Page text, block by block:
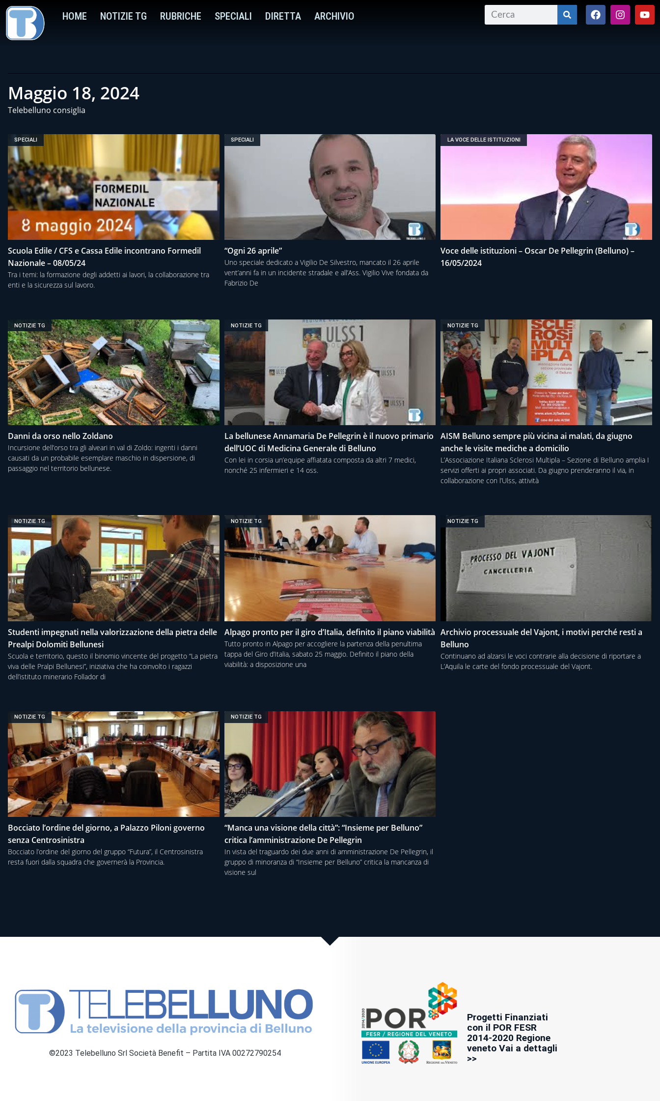
HOME NOTIZIE TG RUBRICHE SPECIALI DIRETTA ARCHIVIO
Maggio 18, 2024
Telebelluno consiglia
SPECIALI
Scuola Edile / CFS e Cassa Edile incontrano Formedil
Nazionale – 08/05/24
Tra i temi: la formazione degli addetti ai lavori, la collaborazione tra
enti e la sicurezza sul lavoro.
SPECIALI
“Ogni 26 aprile”
Uno speciale dedicato a Vigilio De Silvestro, mancato il 26 aprile
vent’anni fa in un incidente stradale e all’Ass. Vigilio Vive fondata da
Fabrizio De
LA VOCE DELLE ISTITUZIONI
Voce delle istituzioni – Oscar De Pellegrin (Belluno) –
16/05/2024
NOTIZIE TG
Danni da orso nello Zoldano
Incursione dell’orso tra gli alveari in val di Zoldo: ingenti i danni
causati da un probabile esemplare maschio in dispersione, di
passaggio nel territorio bellunese.
NOTIZIE TG
La bellunese Annamaria De Pellegrin è il nuovo primario
dell’UOC di Medicina Generale di Belluno
Con lei in corsia un’equipe affiatata composta da altri 7 medici,
nonché 25 infermieri e 14 oss.
NOTIZIE TG
AISM Belluno sempre più vicina ai malati, da giugno
anche le visite mediche a domicilio
L’Associazione Italiana Sclerosi Multipla – Sezione di Belluno amplia I
servizi offerti ai propri associati. Da giugno prenderanno il via, in
collaborazione con l’Ulss, attività
NOTIZIE TG
Studenti impegnati nella valorizzazione della pietra delle
Prealpi Dolomiti Bellunesi
Scuola e territorio, questo il binomio vincente del progetto “La pietra
viva delle Pralpi Bellunesi”, iniziativa che ha coinvolto i ragazzi
dell’istituto minerario Follador di
NOTIZIE TG
Alpago pronto per il giro d’Italia, definito il piano viabilità
Tutto pronto in Alpago per accogliere la partenza della penultima
tappa del Giro d’Italia, sabato 25 maggio. Definito il piano della
viabilità: a disposizione una
NOTIZIE TG
Archivio processuale del Vajont, i motivi perché resti a
Belluno
Continuano ad alzarsi le voci contrarie alla decisione di riportare a
L’Aquila le carte del fondo processuale del Vajont.
NOTIZIE TG
Bocciato l’ordine del giorno, a Palazzo Piloni governo
senza Centrosinistra
Bocciato l’ordine del giorno del gruppo “Futura”, il Centrosinistra
resta fuori dalla squadra che governerà la Provincia.
NOTIZIE TG
“Manca una visione della città”: “Insieme per Belluno”
critica l’amministrazione De Pellegrin
In vista del traguardo dei due anni di amministrazione De Pellegrin, il
gruppo di minoranza di “Insieme per Belluno” critica la mancanza di
visione sul
©2023 Telebelluno Srl Società Benefit – Partita IVA 00272790254
Progetti Finanziati
con il POR FESR
2014-2020 Regione
veneto Vai a dettagli
>>